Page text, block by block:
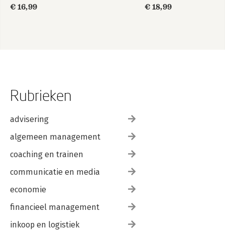
€ 16,99
€ 18,99
Rubrieken
advisering
algemeen management
coaching en trainen
communicatie en media
economie
financieel management
inkoop en logistiek